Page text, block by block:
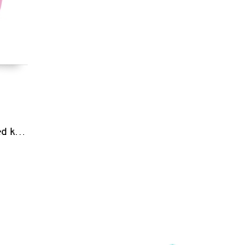
En sød hoppebold til børn med krudt i numsen.